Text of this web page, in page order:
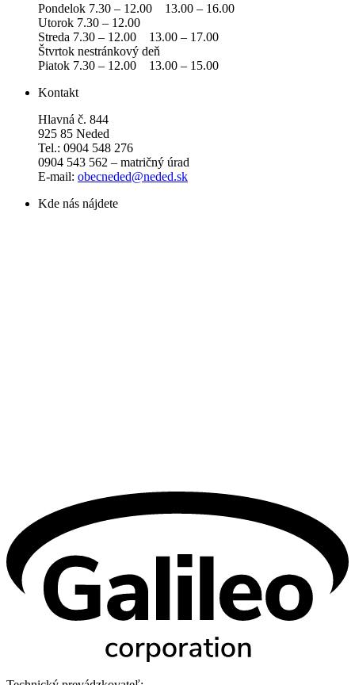
Pondelok 7.30 – 12.00 13.00 – 16.00
Utorok 7.30 – 12.00
Streda 7.30 – 12.00 13.00 – 17.00
Štvrtok nestránkový deň
Piatok 7.30 – 12.00 13.00 – 15.00
Kontakt
Hlavná č. 844
925 85 Neded
Tel.: 0904 548 276
0904 543 562 – matričný úrad
E-mail: obecneded@neded.sk
Kde nás nájdete